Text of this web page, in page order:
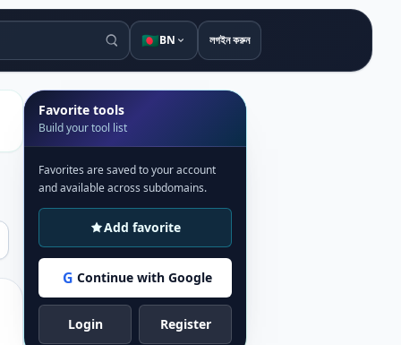
🇧🇩BN লগইন করুন
Favorite tools
Build your tool list
Favorites are saved to your account
and available across subdomains.
Add favorite
G Continue with Google
Login Register